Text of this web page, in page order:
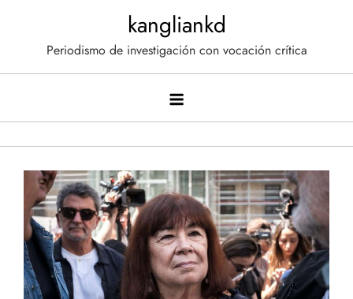
contenido
kangliankd
Periodismo de investigación con vocación crítica